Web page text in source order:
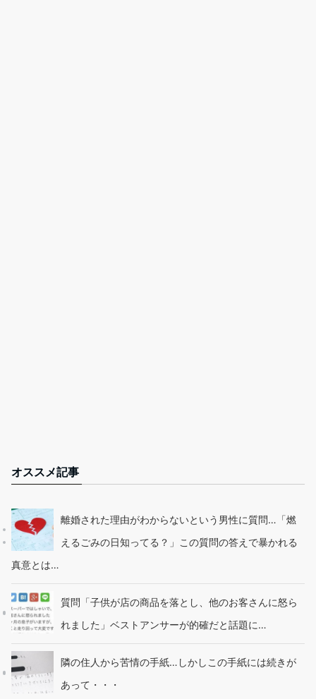
オススメ記事
離婚された理由がわからないという男性に質問…「燃
えるごみの日知ってる？」この質問の答えで暴かれる
真意とは…
質問「子供が店の商品を落とし、他のお客さんに怒ら
れました」ベストアンサーが的確だと話題に…
隣の住人から苦情の手紙…しかしこの手紙には続きが
あって・・・